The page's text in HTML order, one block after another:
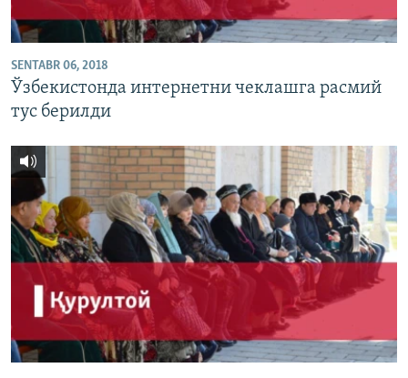
SENTABR 06, 2018
Ўзбекистонда интернетни чеклашга расмий
тус берилди